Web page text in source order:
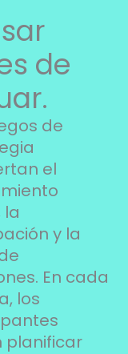
de
de
el
la
y la
En cada
los
planificar